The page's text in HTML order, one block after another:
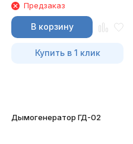
Предзаказ
В корзину
Купить в 1 клик
Дымогенератор ГД-02